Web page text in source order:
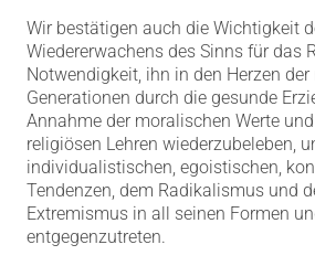
Wir bestätigen auch die Wichtigkeit
Wiedererwachens des Sinns für das
Notwendigkeit, ihn in den Herzen der
Generationen durch die gesunde
Annahme der moralischen Werte
religiösen Lehren wiederzubeleben,
individualistischen, egoistischen,
Tendenzen, dem Radikalismus und
Extremismus in all seinen Formen
entgegenzutreten.